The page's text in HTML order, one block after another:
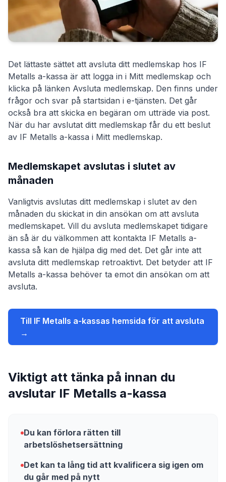
Det lättaste sättet att avsluta ditt medlemskap hos IF
Metalls a-kassa är att logga in i Mitt medlemskap och
klicka på länken Avsluta medlemskap. Den finns under
frågor och svar på startsidan i e-tjänsten. Det går
också bra att skicka en begäran om utträde via post.
När du har avslutat ditt medlemskap får du ett beslut
av IF Metalls a-kassa i Mitt medlemskap.
Medlemskapet avslutas i slutet av
månaden
Vanligtvis avslutas ditt medlemskap i slutet av den
månaden du skickat in din ansökan om att avsluta
medlemskapet. Vill du avsluta medlemskapet tidigare
än så är du välkommen att kontakta IF Metalls a-
kassa så kan de hjälpa dig med det. Det går inte att
avsluta ditt medlemskap retroaktivt. Det betyder att IF
Metalls a-kassa behöver ta emot din ansökan om att
avsluta.
Till IF Metalls a-kassas hemsida för att avsluta
→
Viktigt att tänka på innan du
avslutar IF Metalls a-kassa
Du kan förlora rätten till
arbetslöshetsersättning
Det kan ta lång tid att kvalificera sig igen om
du går med på nytt